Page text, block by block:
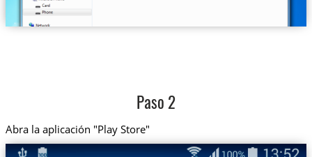
Paso 2
Abra la aplicación "Play Store"